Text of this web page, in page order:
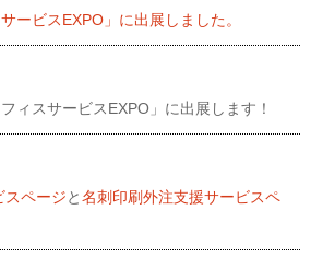
ービスEXPO」に出展しました。
ィスサービスEXPO」に出展します！
スページと名刺印刷外注支援サービスペ